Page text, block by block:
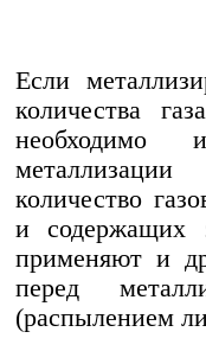
Если
количества
необходимо
количество
и содержащих
применяют и
перед
(распылением